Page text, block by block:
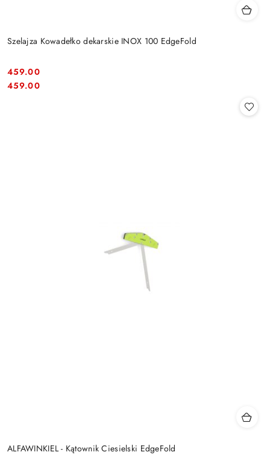
Szelajza Kowadełko dekarskie INOX 100 EdgeFold
Cena:
459.00
Cena:
459.00
ALFAWINKIEL - Kątownik Ciesielski EdgeFold